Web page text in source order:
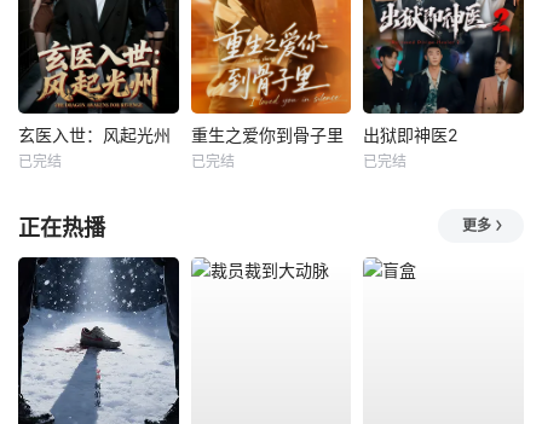
玄医入世：风起光州
已完结
重生之爱你到骨子里
已完结
出狱即神医2
已完结
正在热播 更多